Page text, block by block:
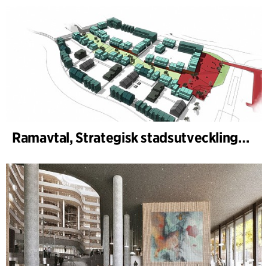
Ramavtal, Strategisk stadsutveckling Århus kommun